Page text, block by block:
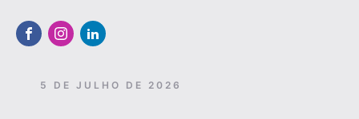
5 DE JULHO DE 2026